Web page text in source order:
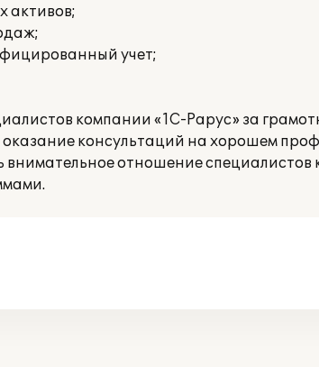
активов;
учет;
компании «1С-Рарус» за
консультаций на хорошем
отношение специалистов